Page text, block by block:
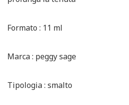
Formato : 11 ml
Marca : peggy sage
Tipologia : smalto